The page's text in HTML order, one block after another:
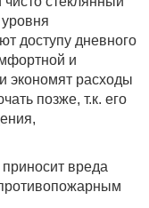
доступу дневного
и
экономят расходы
позже, т.к. его
вреда